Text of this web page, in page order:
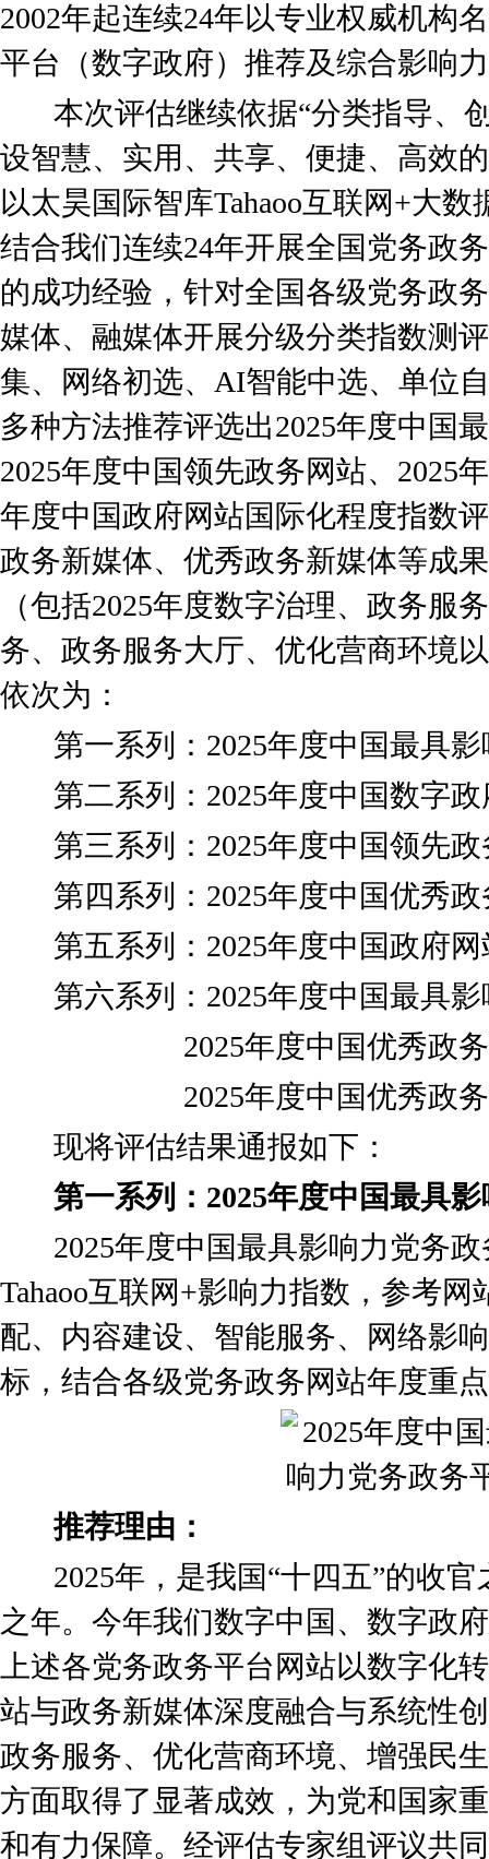
2002年起连续24年以专业权威机构
平台（数字政府）推荐及综合影响
本次评估继续依据“分类指导、
设智慧、实用、共享、便捷、高效
以太昊国际智库Tahaoo互联网+大
结合我们连续24年开展全国党务政
的成功经验，针对全国各级党务政
媒体、融媒体开展分级分类指数测
集、网络初选、AI智能中选、单位
多种方法推荐评选出2025年度中国
2025年度中国领先政务网站、2025
年度中国政府网站国际化程度指数
政务新媒体、优秀政务新媒体等成
（包括2025年度数字治理、政务服
务、政务服务大厅、优化营商环境
依次为：
第一系列：2025年度中国最具影
第二系列：2025年度中国数字政
第三系列：2025年度中国领先政
第四系列：2025年度中国优秀政
第五系列：2025年度中国政府网
第六系列：2025年度中国最具影
2025年度中国优秀政务
2025年度中国优秀政务海
现将评估结果通报如下：
第一系列：2025年度中国最具
2025年度中国最具影响力党务政
Tahaoo互联网+影响力指数，参考
配、内容建设、智能服务、网络影
标，结合各级党务政务网站年度重
推荐理由：
2025年，是我国“十四五”的收官
之年。今年我们数字中国、数字政
上述各党务政务平台网站以数字化
站与政务新媒体深度融合与系统性
政务服务、优化营商环境、增强民
方面取得了显著成效，为党和国家
和有力保障。经评估专家组评议共